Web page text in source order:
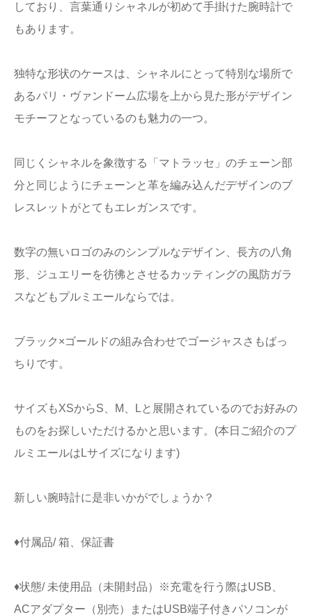
しており、言葉通りシャネルが初めて手掛けた腕時計で
もあります。
独特な形状のケースは、シャネルにとって特別な場所で
あるパリ・ヴァンドーム広場を上から見た形がデザイン
モチーフとなっているのも魅力の一つ。
同じくシャネルを象徴する「マトラッセ」のチェーン部
分と同じようにチェーンと革を編み込んだデザインのブ
レスレットがとてもエレガンスです。
数字の無いロゴのみのシンプルなデザイン、長方の八角
形、ジュエリーを彷彿とさせるカッティングの風防ガラ
スなどもプルミエールならでは。
ブラック×ゴールドの組み合わせでゴージャスさもばっ
ちりです。
サイズもXSからS、M、Lと展開されているのでお好みの
ものをお探しいただけるかと思います。(本日ご紹介のプ
ルミエールはLサイズになります)
新しい腕時計に是非いかがでしょうか？
♦付属品/ 箱、保証書
♦状態/ 未使用品（未開封品）※充電を行う際はUSB、
ACアダプター（別売）またはUSB端子付きパソコンが